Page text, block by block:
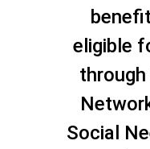
Зв'яжіться з нами
Мережа соціальної
eligible
through
Social